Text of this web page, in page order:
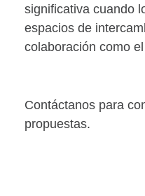
significativa cuando
espacios de
colaboración como
Contáctanos para
propuestas.